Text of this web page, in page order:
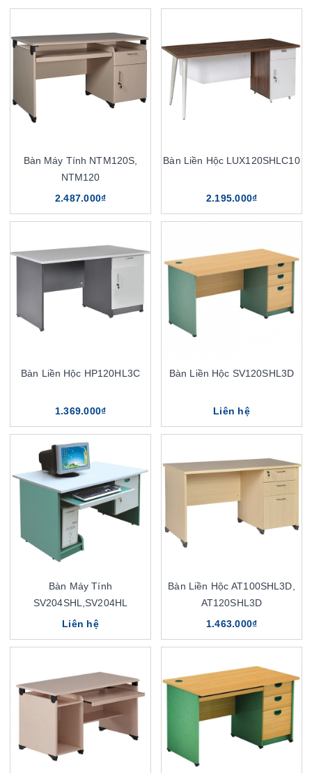
Bàn Máy Tính NTM120S,
NTM120
2.487.000₫
Bàn Liền Hộc LUX120SHLC10
2.195.000₫
Bàn Liền Hộc HP120HL3C
1.369.000₫
Bàn Liền Hộc SV120SHL3D
Liên hệ
Bàn Máy Tính
SV204SHL,SV204HL
Liên hệ
Bàn Liền Hộc AT100SHL3D,
AT120SHL3D
1.463.000₫